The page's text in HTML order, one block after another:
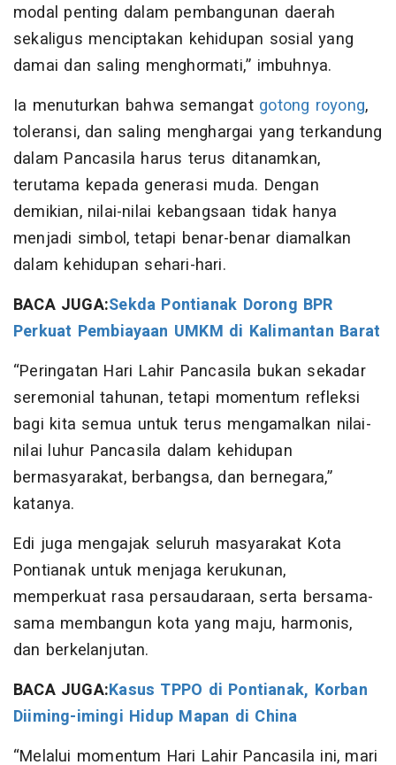
modal penting dalam pembangunan daerah
sekaligus menciptakan kehidupan sosial yang
damai dan saling menghormati,” imbuhnya.
Ia menuturkan bahwa semangat gotong royong,
toleransi, dan saling menghargai yang terkandung
dalam Pancasila harus terus ditanamkan,
terutama kepada generasi muda. Dengan
demikian, nilai-nilai kebangsaan tidak hanya
menjadi simbol, tetapi benar-benar diamalkan
dalam kehidupan sehari-hari.
BACA JUGA:Sekda Pontianak Dorong BPR
Perkuat Pembiayaan UMKM di Kalimantan Barat
“Peringatan Hari Lahir Pancasila bukan sekadar
seremonial tahunan, tetapi momentum refleksi
bagi kita semua untuk terus mengamalkan nilai-
nilai luhur Pancasila dalam kehidupan
bermasyarakat, berbangsa, dan bernegara,”
katanya.
Edi juga mengajak seluruh masyarakat Kota
Pontianak untuk menjaga kerukunan,
memperkuat rasa persaudaraan, serta bersama-
sama membangun kota yang maju, harmonis,
dan berkelanjutan.
BACA JUGA:Kasus TPPO di Pontianak, Korban
Diiming-imingi Hidup Mapan di China
“Melalui momentum Hari Lahir Pancasila ini, mari